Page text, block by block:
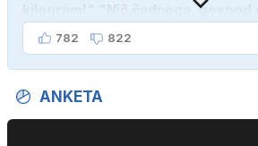
kilogram!" "Nič čudnega, gospod
ženo poznava šele tri mesece."
782 822
ANKETA